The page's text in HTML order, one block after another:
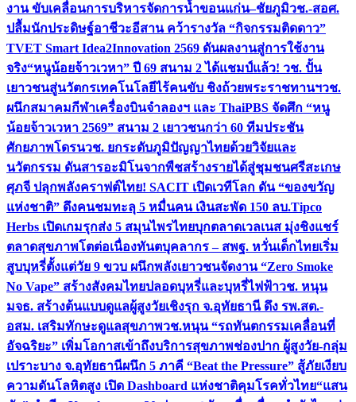
งาน ขับเคลื่อนการบริหารจัดการน้ำขอนแก่น–ชัยภูมิวช.-สอศ.
ปลื้มนักประดิษฐ์อาชีวะอีสาน คว้ารางวัล “กิจกรรมติดดาว”
TVET Smart Idea2Innovation 2569 ดันผลงานสู่การใช้งาน
จริง“หนูน้อยจ้าวเวหา” ปี 69 สนาม 2 ได้แชมป์แล้ว! วช. ปั้น
เยาวชนสู่นวัตกรเทคโนโลยีไร้คนขับ ชิงถ้วยพระราชทานฯวช.
ผนึกสมาคมกีฬาเครื่องบินจำลองฯ และ ThaiPBS จัดศึก “หนู
น้อยจ้าวเวหา 2569” สนาม 2 เยาวชนกว่า 60 ทีมประชัน
ศักยภาพโดรนวช. ยกระดับภูมิปัญญาไทยด้วยวิจัยและ
นวัตกรรม ดันสารอะมิโนจากพืชสร้างรายได้สู่ชุมชนศรีสะเกษ
ศุภจี ปลุกพลังคราฟต์ไทย! SACIT เปิดเวทีโลก ดัน “ของขวัญ
แห่งชาติ” ดึงคนชมทะลุ 5 หมื่นคน เงินสะพัด 150 ลบ.Tipco
Herbs เปิดเกมรุกส่ง 5 สมุนไพรไทยบุกตลาดเวลเนส มุ่งชิงแชร์
ตลาดสุขภาพโตต่อเนื่องทันตบุคลากร – สพฐ. หวั่นเด็กไทยเริ่ม
สูบบุหรี่ตั้งแต่วัย 9 ขวบ ผนึกพลังเยาวชนจัดงาน “Zero Smoke
No Vape” สร้างสังคมไทยปลอดบุหรี่และบุหรี่ไฟฟ้าวช. หนุน
มจธ. สร้างต้นแบบดูแลผู้สูงวัยเชิงรุก จ.อุทัยธานี ดึง รพ.สต.-
อสม. เสริมทักษะดูแลสุขภาพวช.หนุน “รถทันตกรรมเคลื่อนที่
อัจฉริยะ” เพิ่มโอกาสเข้าถึงบริการสุขภาพช่องปาก ผู้สูงวัย-กลุ่ม
เปราะบาง จ.อุทัยธานีผนึก 5 ภาคี “Beat the Pressure” สู้ภัยเงียบ
ความดันโลหิตสูง เปิด Dashboard แห่งชาติคุมโรคทั่วไทย“แสน